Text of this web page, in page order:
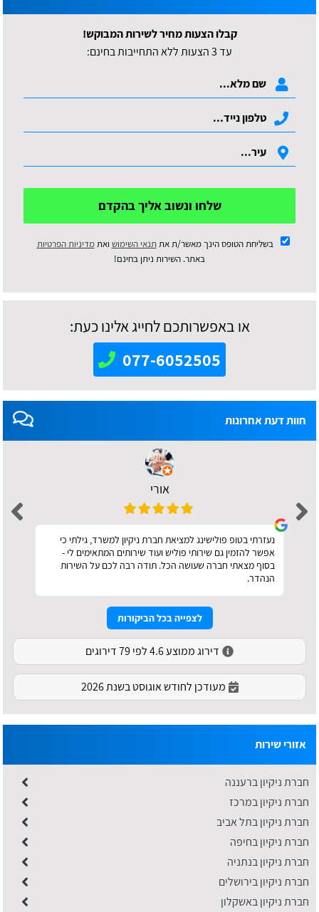
קבלו הצעות מחיר לשירות המבוקש!
עד 3 הצעות ללא התחייבות בחינם:
שלחו ונשוב אליך בהקדם
בשליחת הטופס הינך מאשר/ת את תנאי השימוש ואתמדיניות הפרטיות
באתר. השירות ניתן בחינם!
או באפשרותכם לחייג אלינו כעת:
077-6052505
חוות דעת אחרונות
אורי
נעזרתי בטופ פולישינג למציאת חברת ניקיון למשרד, גילתי כי
אפשר להזמין גם שירותי פוליש ועוד שירותים המתאימים לי -
בסוף מצאתי חברה שעושה הכל. תודה רבה לכם על השירות
הנהדר.
לצפייה בכל הביקורות
דירוג ממוצע 4.6 לפי 79 דירוגים
מעודכן לחודש אוגוסט בשנת 2026
אזורי שירות
חברת ניקיון ברעננה
חברת ניקיון במרכז
חברת ניקיון בתל אביב
חברת ניקיון בחיפה
חברת ניקיון בנתניה
חברת ניקיון בירושלים
חברת ניקיון באשקלון